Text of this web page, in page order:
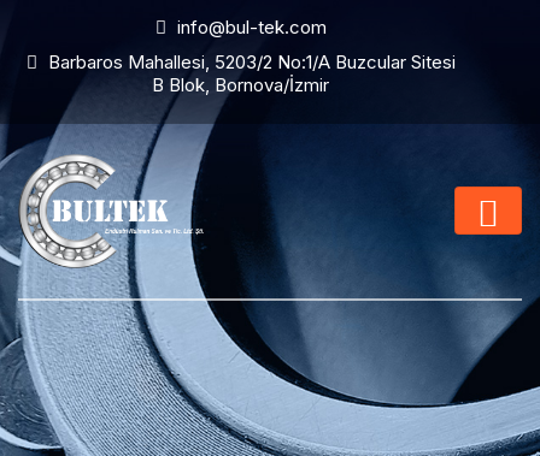
info@bul-tek.com
Barbaros Mahallesi, 5203/2 No:1/A Buzcular Sitesi
B Blok, Bornova/İzmir